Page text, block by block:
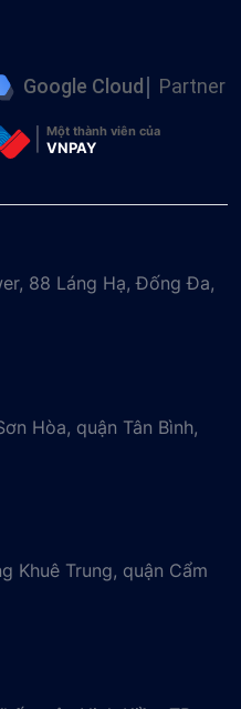
Google Cloud Partner
Một thành viên của
VNPAY
88 Láng Hạ, Đống Đa,
Hòa, quận Tân Bình,
Khuê Trung, quận Cẩm